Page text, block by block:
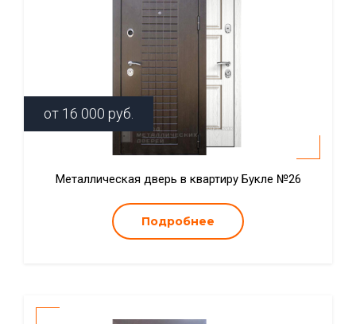
от 16 000 руб.
Металлическая дверь в квартиру Букле №26
Подробнее